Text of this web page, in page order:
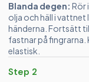
Blanda degen: Rör
olja och häll i
händerna. Fortsätt
fastnar på fingrarna.
elastisk.
Step 2